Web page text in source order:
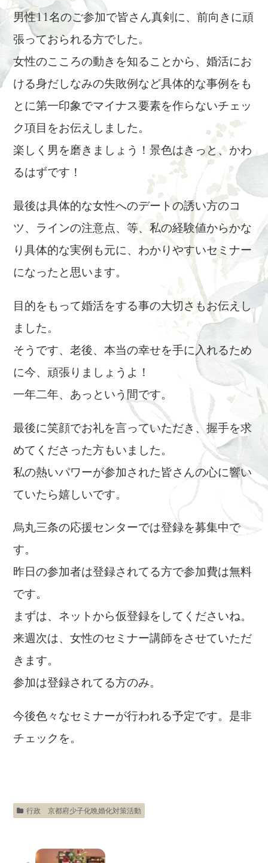
男性11名のご参加で皆さん真剣に、前向きに頑
張っておられる方でした。
女性のこころの動きを知ることから、婚活にお
ける身だしなみの失敗例など具体的な事例をも
とに第一印象でマイナス要素を作らないチェッ
ク項目をお伝えしました。
楽しく男を磨きましょう！景色はきっと、かわ
るはずです！
最後は具体的な女性へのデートの誘い方のコ
ツ、ラインの注意点、等、私の経験値からかな
り具体的な実例も元に、わかりやすいセミナー
になったと思います。
目的をもって婚活をする事の大切さもお伝えし
ました。
そうです、老後、本当の幸せを手に入れるため
に今、頑張りましょうよ！
一年二年、あっという間です。
最後に笑顔でお礼を言っていただき、握手を求
めてくださった方もいました。
私の熱いパワーが参加された皆さんの心に響い
ていたら嬉しいです。
烏丸三条の応援センターでは登録を募集中で
す。
昨日の参加者は登録されてる方で参加費は無料
です。
まずは、ネットから仮登録をしてくださいね。
来週次は、女性のセミナー講師をさせていただ
きます。
参加は登録されてる方のみ。
今後色々なセミナーが行われる予定です。是非
チェックを。
行政 京都府少子化晩婚化対策活動